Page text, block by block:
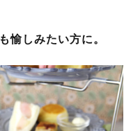
愉しみたい方に。